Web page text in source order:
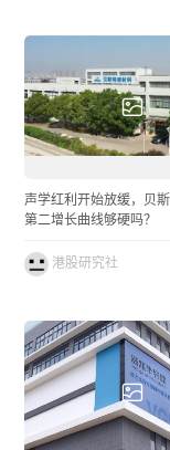
声学红利开始放缓，贝
第二增长曲线够硬吗？
港股研究社